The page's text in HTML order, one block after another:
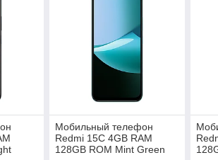
Мобильный телефон
Redmi 15C 4GB RAM
128GB ROM Mint Green